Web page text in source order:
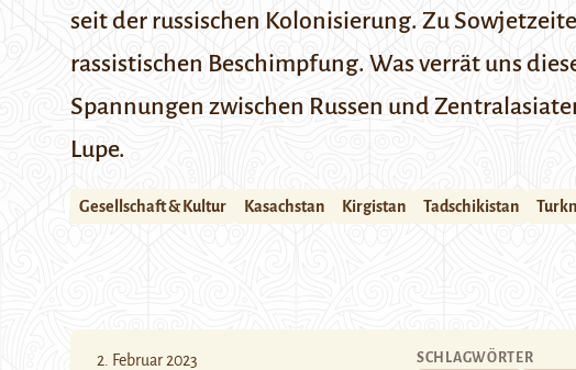
seit der russischen Kolonisierung. Zu
rassistischen Beschimpfung. Was verrät uns
Spannungen zwischen Russen und
Lupe.
Gesellschaft & Kultur Kasachstan Kirgistan Tadschikistan
2. Februar 2023 SCHLAGWÖRTER